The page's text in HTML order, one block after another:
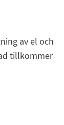
av el och
tillkommer